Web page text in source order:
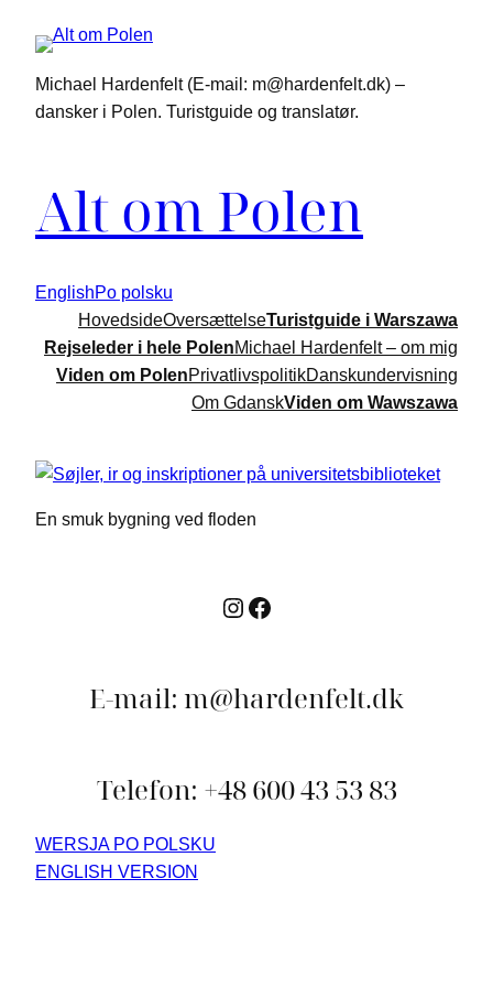
indhold
Michael Hardenfelt (E-mail: m@hardenfelt.dk) –
dansker i Polen. Turistguide og translatør.
Alt om Polen
EnglishPo polsku
HovedsideOversættelseTuristguide i Warszawa
Rejseleder i hele PolenMichael Hardenfelt – om mig
Viden om PolenPrivatlivspolitikDanskundervisning
Om GdanskViden om Wawszawa
En smuk bygning ved floden
Instagram
Facebook
E-mail: m@hardenfelt.dk
Telefon: +48 600 43 53 83
WERSJA PO POLSKU
ENGLISH VERSION